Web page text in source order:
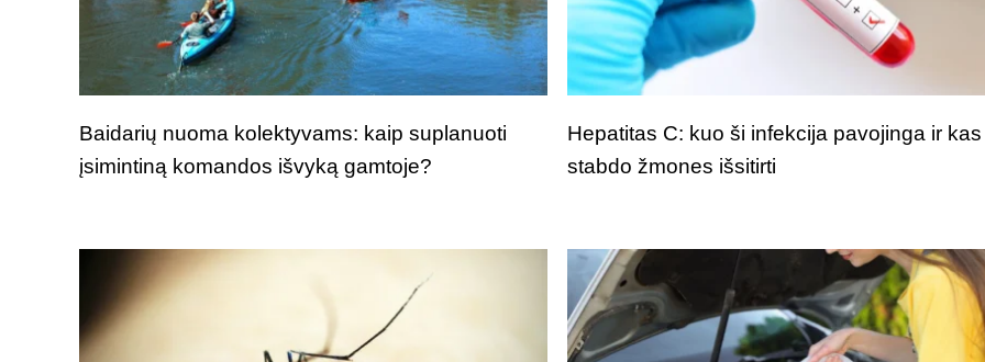
Baidarių nuoma kolektyvams: kaip suplanuoti
įsimintiną komandos išvyką gamtoje?
Hepatitas C: kuo ši infekcija pavojinga ir kas
stabdo žmones išsitirti